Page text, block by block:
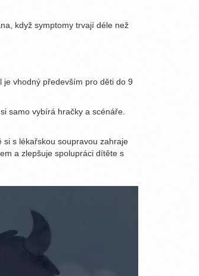
když symptomy trvají déle než
je vhodný především pro děti do 9
samo vybírá hračky a scénáře.
s lékařskou soupravou zahraje
a zlepšuje spolupráci dítěte s